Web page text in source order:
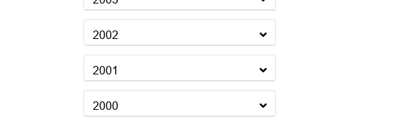
2002
2001
2000